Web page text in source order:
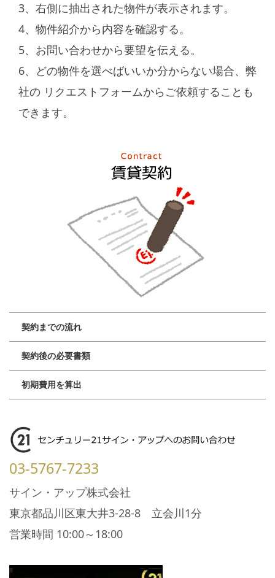
3、右側に抽出された物件が表示されます。
4、物件紹介から内容を確認する。
5、お問い合わせから要望を伝える。
6、どの物件を選べばいいか分からない場合、弊
社の リクエストフォームからご依頼することも
できます。
契約までの流れ
契約後の必要書類
初期費用を算出
03-5767-7233
サイン・アップ株式会社
東京都品川区東大井3-28-8 立会川1分
営業時間 10:00～18:00